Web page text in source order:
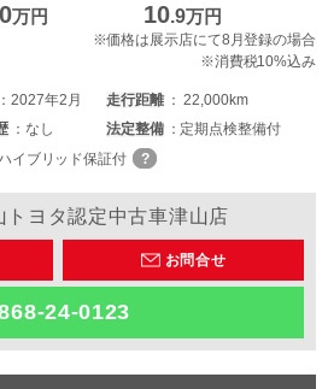
万円 10.9万円
※価格は展示店にて8月登録の場合
※消費税10%込み
2027年2月 走行距離
22,000km
なし 法定整備
定期点検整備付
イブリッド保証付
トヨタ認定中古車津山店
お問合せ
24-0123